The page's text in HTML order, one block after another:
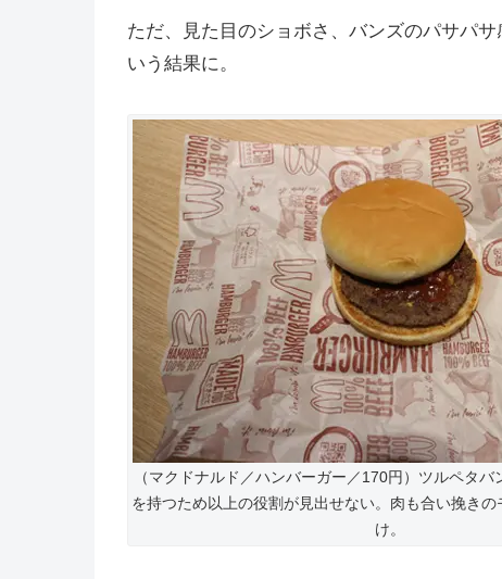
ただ、見た目のショボさ、バンズのパサパ
いう結果に。
（マクドナルド／ハンバーガー／170円）ツルペタバ
を持つため以上の役割が見出せない。肉も合い挽き
け。